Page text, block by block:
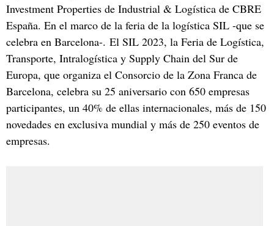
Investment Properties de Industrial & Logística de CBRE
España. En el marco de la feria de la logística SIL -que se
celebra en Barcelona-. El SIL 2023, la Feria de Logística,
Transporte, Intralogística y Supply Chain del Sur de
Europa, que organiza el Consorcio de la Zona Franca de
Barcelona, celebra su 25 aniversario con 650 empresas
participantes, un 40% de ellas internacionales, más de 150
novedades en exclusiva mundial y más de 250 eventos de
empresas.